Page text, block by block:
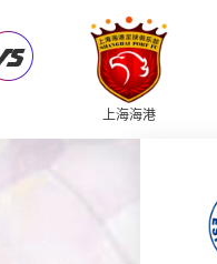
上海海港